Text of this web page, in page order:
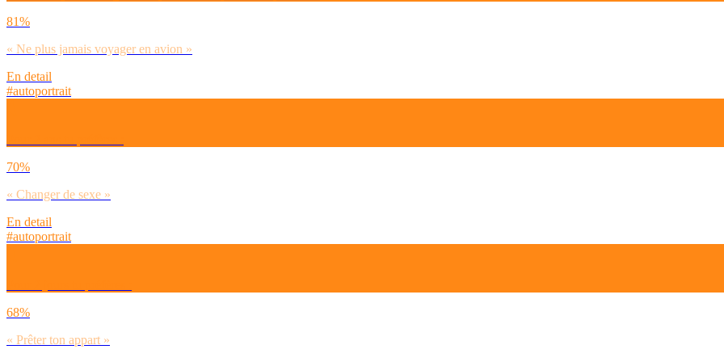
81%
« Ne plus jamais voyager en avion »
En detail
#autoportrait
70%
« Changer de sexe »
En detail
#autoportrait
68%
« Prêter ton appart »